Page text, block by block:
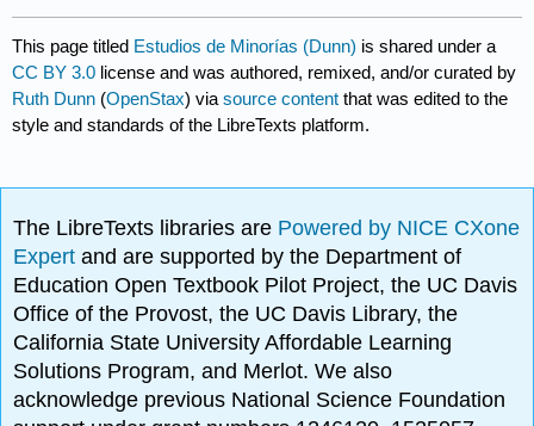
This page titled Estudios de Minorías (Dunn) is shared under a
CC BY 3.0 license and was authored, remixed, and/or curated by
Ruth Dunn (OpenStax) viasource content that was edited to the
style and standards of the LibreTexts platform.
The LibreTexts libraries are Powered by NICE CXone
Expertand are supported by the Department of
Education Open Textbook Pilot Project, the UC Davis
Office of the Provost, the UC Davis Library, the
California State University Affordable Learning
Solutions Program, and Merlot. We also
acknowledge previous National Science Foundation